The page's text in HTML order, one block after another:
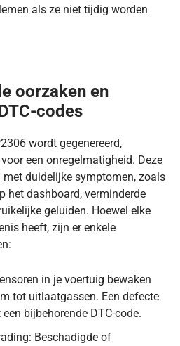
als ze niet tijdig worden
oorzaken en
codes
wordt gegenereerd,
een onregelmatigheid. Deze
duidelijke symptomen, zoals
het dashboard, verminderde
geluiden. Hoewel elke
heeft, zijn er enkele
in je voertuig bewaken
tot uitlaatgassen. Een defecte
bijbehorende DTC-code.
Beschadigde of